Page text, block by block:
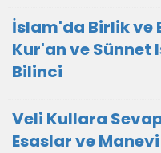
İslam'da Birlik ve
Kur'an ve Sünnet
Bilinci
Veli Kullara
Esaslar ve